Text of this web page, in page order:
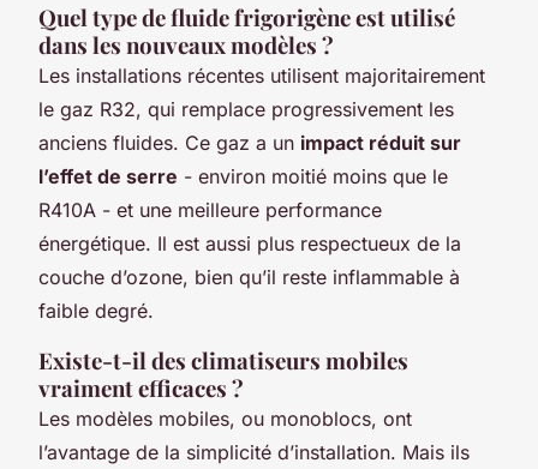
Quel type de fluide frigorigène est utilisé
dans les nouveaux modèles ?
Les installations récentes utilisent majoritairement
le gaz R32, qui remplace progressivement les
anciens fluides. Ce gaz a un impact réduit sur
l’effet de serre - environ moitié moins que le
R410A - et une meilleure performance
énergétique. Il est aussi plus respectueux de la
couche d’ozone, bien qu’il reste inflammable à
faible degré.
Existe-t-il des climatiseurs mobiles
vraiment efficaces ?
Les modèles mobiles, ou monoblocs, ont
l’avantage de la simplicité d’installation. Mais ils